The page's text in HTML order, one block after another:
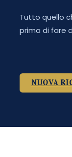
Tutto quello
prima di fare
NUOVA